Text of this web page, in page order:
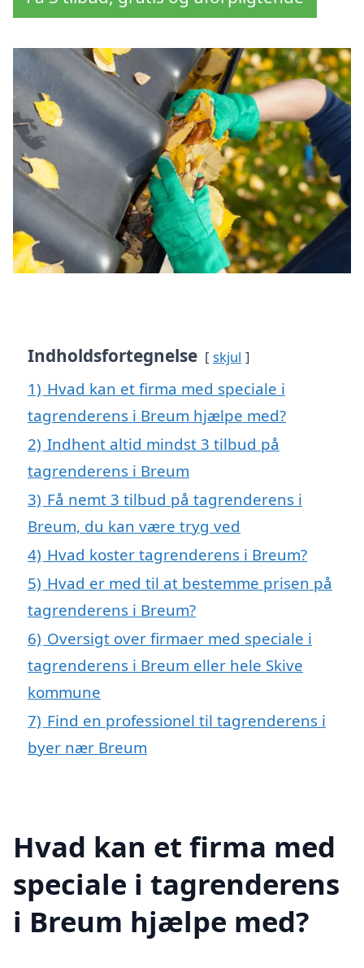
Indholdsfortegnelse skjul
1) Hvad kan et firma med speciale i
tagrenderens i Breum hjælpe med?
2) Indhent altid mindst 3 tilbud på
tagrenderens i Breum
3) Få nemt 3 tilbud på tagrenderens i
Breum, du kan være tryg ved
4) Hvad koster tagrenderens i Breum?
5) Hvad er med til at bestemme prisen på
tagrenderens i Breum?
6) Oversigt over firmaer med speciale i
tagrenderens i Breum eller hele Skive
kommune
7) Find en professionel til tagrenderens i
byer nær Breum
Hvad kan et firma med
speciale i tagrenderens
i Breum hjælpe med?